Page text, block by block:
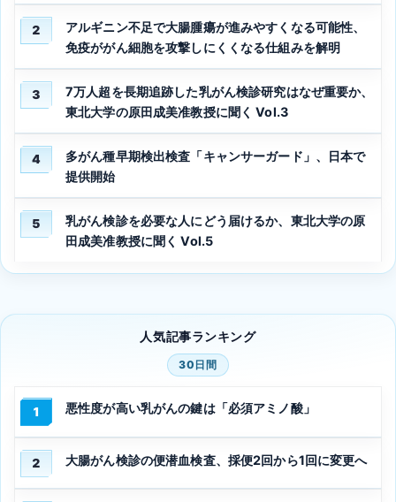
2
アルギニン不足で大腸腫瘍が進みやすくなる可能性、
免疫ががん細胞を攻撃しにくくなる仕組みを解明
3
7万人超を長期追跡した乳がん検診研究はなぜ重要か、
東北大学の原田成美准教授に聞く Vol.3
4
多がん種早期検出検査「キャンサーガード」、日本で
提供開始
5
乳がん検診を必要な人にどう届けるか、東北大学の原
田成美准教授に聞く Vol.5
人気記事ランキング
30日間
1 悪性度が高い乳がんの鍵は「必須アミノ酸」
2 大腸がん検診の便潜血検査、採便2回から1回に変更へ